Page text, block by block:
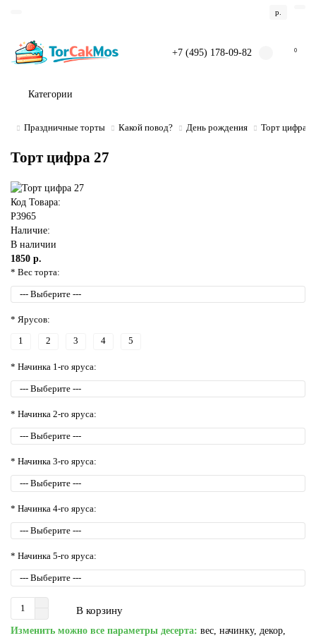
р.
+7 (495) 178-09-82 0
Категории
Праздничные торты Какой повод? День рождения Торт цифра
Торт цифра 27
Код Товара:
P3965
Наличие:
В наличии
1850 р.
* Вес торта:
* Ярусов:
1 2 3 4 5
* Начинка 1-го яруса:
* Начинка 2-го яруса:
* Начинка 3-го яруса:
* Начинка 4-го яруса:
* Начинка 5-го яруса:
В корзину
Изменить можно все параметры десерта: вес, начинку, декор,